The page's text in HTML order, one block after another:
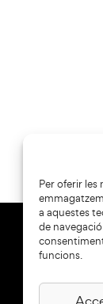
Per oferir les
a aquestes
de
funcions.